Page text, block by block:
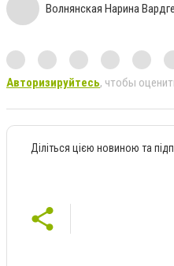
Волнянская Нарина
Авторизируйтесь, чтобы
Діліться цією новиною та